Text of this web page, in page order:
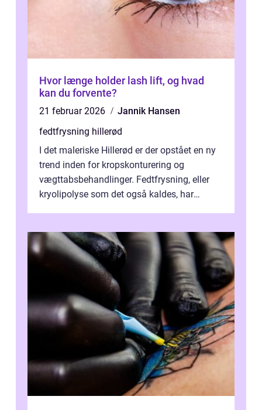
Hvor længe holder lash lift, og hvad
kan du forvente?
21 februar 2026
Jannik Hansen
fedtfrysning hillerød
I det maleriske Hillerød er der opstået en ny
trend inden for kropskonturering og
vægttabsbehandlinger. Fedtfrysning, eller
kryolipolyse som det også kaldes, har